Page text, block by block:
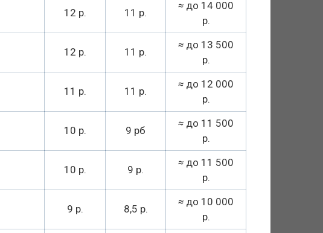
12 р. 11 р.
≈ до 14 000
р.
12 р. 11 р.
≈ до 13 500
р.
11 р. 11 р.
≈ до 12 000
р.
10 р. 9 рб
≈ до 11 500
р.
10 р. 9 р.
≈ до 11 500
р.
9 р. 8,5 р.
≈ до 10 000
р.